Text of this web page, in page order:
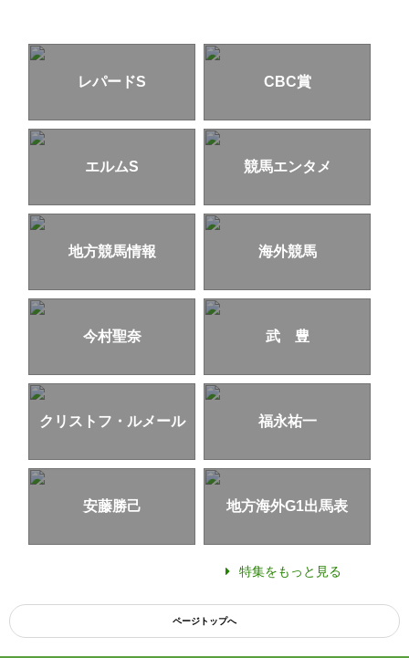
レパードS CBC賞
エルムS 競馬エンタメ
地方競馬情報 海外競馬
今村聖奈 武 豊
クリストフ・ルメール 福永祐一
安藤勝己 地方海外G1出馬表
特集をもっと見る
ページトップへ